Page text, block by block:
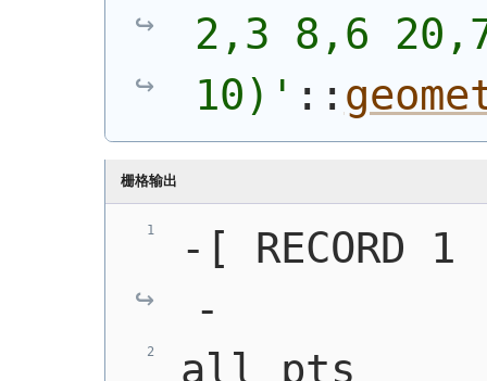
2,3 8,6
10) ' ::
栅格输出
-[
-
all_pts      |